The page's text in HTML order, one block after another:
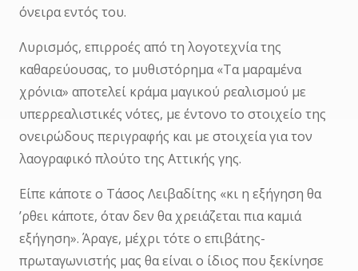
όνειρα εντός του.
Λυρισμός, επιρροές από τη λογοτεχνία της
καθαρεύουσας, το μυθιστόρημα «Τα μαραμένα
χρόνια» αποτελεί κράμα μαγικού ρεαλισμού με
υπερρεαλιστικές νότες, με έντονο το στοιχείο της
ονειρώδους περιγραφής και με στοιχεία για τον
λαογραφικό πλούτο της Αττικής γης.
Είπε κάποτε ο Τάσος Λειβαδίτης «κι η εξήγηση θα
’ρθει κάποτε, όταν δεν θα χρειάζεται πια καμιά
εξήγηση». Άραγε, μέχρι τότε ο επιβάτης-
πρωταγωνιστής μας θα είναι ο ίδιος που ξεκίνησε